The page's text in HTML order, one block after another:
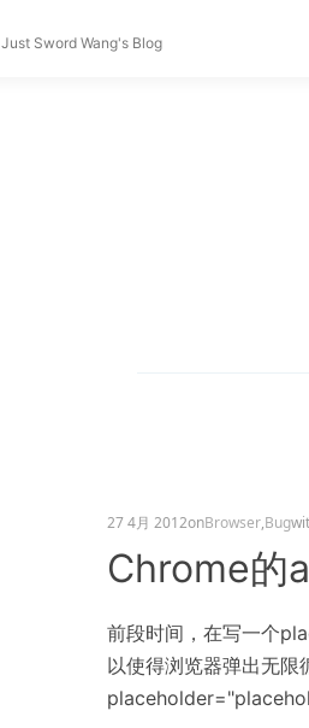
Just Sword Wang's Blog
27 4月 2012onBrowser,Bug
Chrome的
前段时间，在写一个
以使得浏览器弹出无